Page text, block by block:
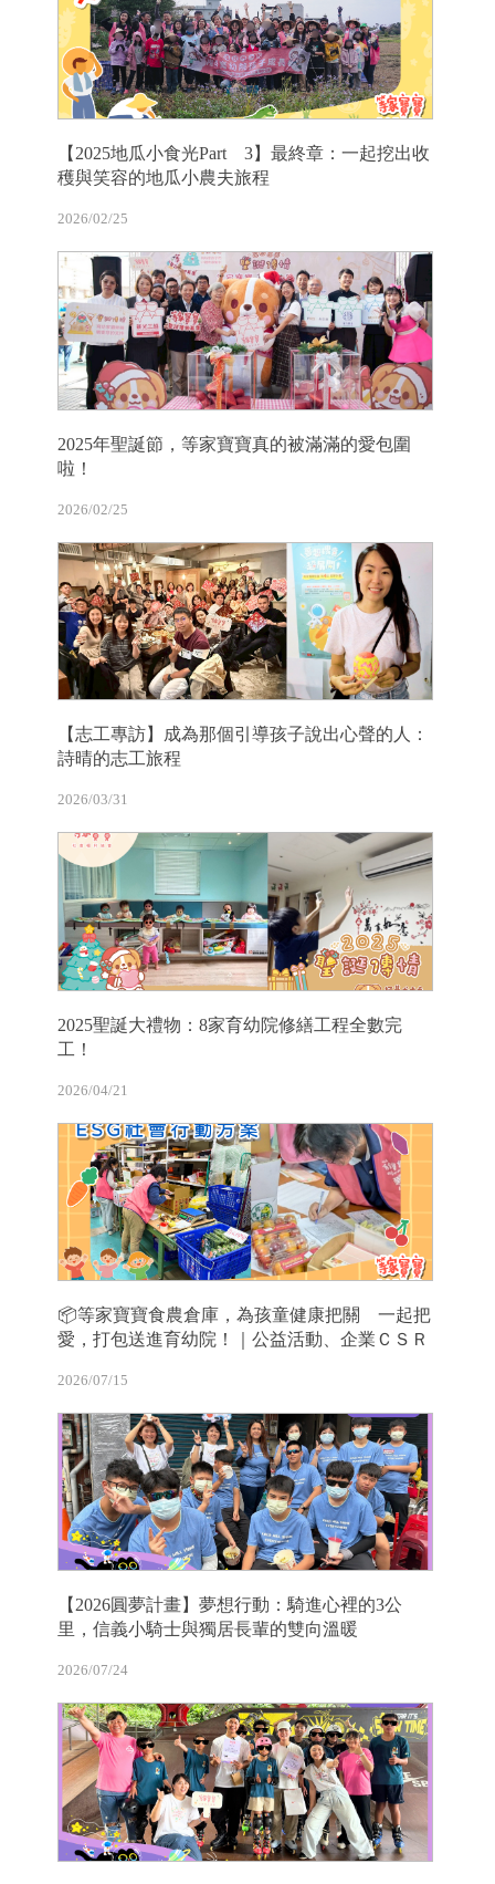
【2025地瓜小食光Part 3】最終章：一起挖出收
穫與笑容的地瓜小農夫旅程
2026/02/25
2025年聖誕節，等家寶寶真的被滿滿的愛包圍
啦！
2026/02/25
【志工專訪】成為那個引導孩子說出心聲的人：
詩晴的志工旅程
2026/03/31
2025聖誕大禮物：8家育幼院修繕工程全數完
工！
2026/04/21
📦等家寶寶食農倉庫，為孩童健康把關 一起把
愛，打包送進育幼院！｜公益活動、企業ＣＳＲ
2026/07/15
【2026圓夢計畫】夢想行動：騎進心裡的3公
里，信義小騎士與獨居長輩的雙向溫暖
2026/07/24